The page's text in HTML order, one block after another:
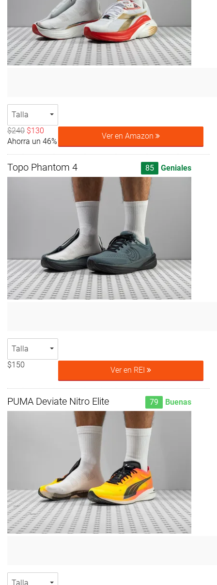
Talla
$240 $130
Ahorra un 46%
Ver en Amazon
Topo Phantom 4 85 Geniales
Talla
$150
Ver en REI
PUMA Deviate Nitro Elite 79 Buenas
Talla